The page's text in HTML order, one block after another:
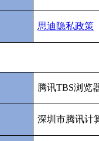
思迪隐私政策
腾讯TBS浏览
深圳市腾讯计